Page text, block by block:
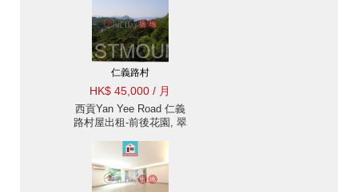
仁義路村
HK$ 45,000 / 月
西貢Yan Yee Road 仁義
路村屋出租-前後花園, 翠